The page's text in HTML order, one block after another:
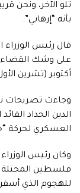
تلو الآخر، ونحن
بأنه “إرهابي”.
قال رئيس الوزراء
على وشك القضاء
أكتوبر (تشرين الأول)
وجاءت تصريحات
الدين الحداد
العسكري لحركة
وكان رئيس
فلسطين المحتلة